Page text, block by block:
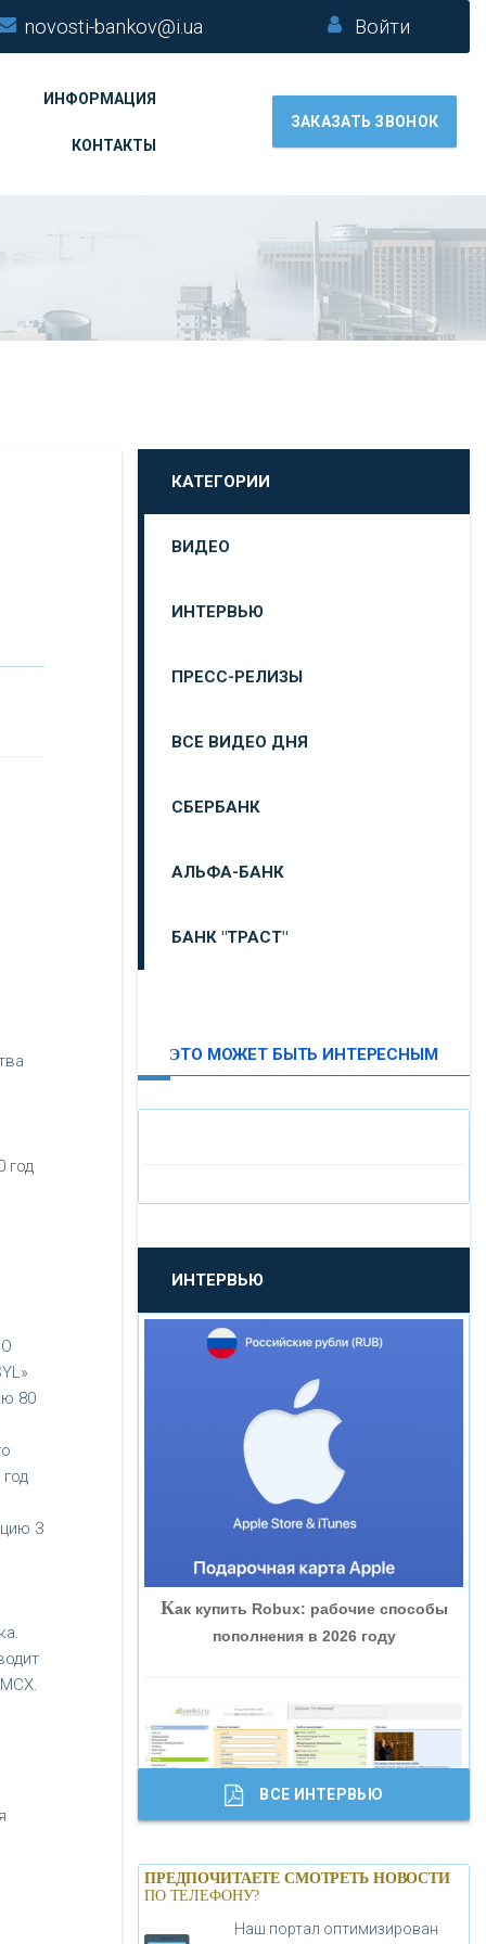
novosti-bankov@i.ua Войти
ИНФОРМАЦИЯ
КОНТАКТЫ
ЗАКАЗАТЬ ЗВОНОК
год
80
3
МСХ.
КАТЕГОРИИ
ВИДЕО
ИНТЕРВЬЮ
ПРЕСС-РЕЛИЗЫ
ВСЕ ВИДЕО ДНЯ
СБЕРБАНК
АЛЬФА-БАНК
БАНК "ТРАСТ"
«ПРОМСВЯЗЬБАНК»
«НОВИКОМБАНК»
«СМП БАНК»
«ВНЕШПРОМБАНК»
«БАНК ГЛОБЭКС»
«ТРАСТ»
«ГАЗПРОМБАНК»
«МОСКОВСКИЙ КРЕДИТНЫЙ
БАНК»
ЭТО МОЖЕТ БЫТЬ ИНТЕРЕСНЫМ
ИНТЕРВЬЮ
Как купить Robux: рабочие способы
пополнения в 2026 году
Банки.ру обновил логотип впервые за
19 лет - «Лента новостей»
ВСЕ ИНТЕРВЬЮ
ПРЕДПОЧИТАЕТЕ СМОТРЕТЬ НОВОСТИ
ПО ТЕЛЕФОНУ?
Наш портал оптимизирован